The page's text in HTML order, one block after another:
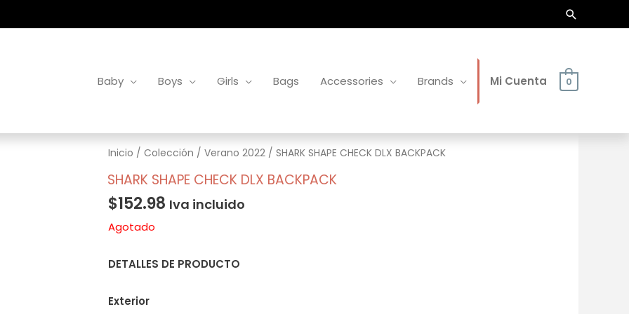
Buscar
Baby Boys Girls Bags Accessories Brands Mi Cuenta 0
Inicio / Colección / Verano 2022/ SHARK SHAPE CHECK DLX BACKPACK
SHARK SHAPE CHECK DLX BACKPACK
$152.98 Iva incluido
Agotado
DETALLES DE PRODUCTO
Exterior